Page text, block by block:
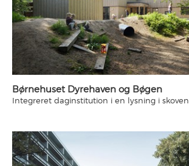
Børnehuset Dyrehaven og Bøgen
Integreret daginstitution i en lysning i skoven.